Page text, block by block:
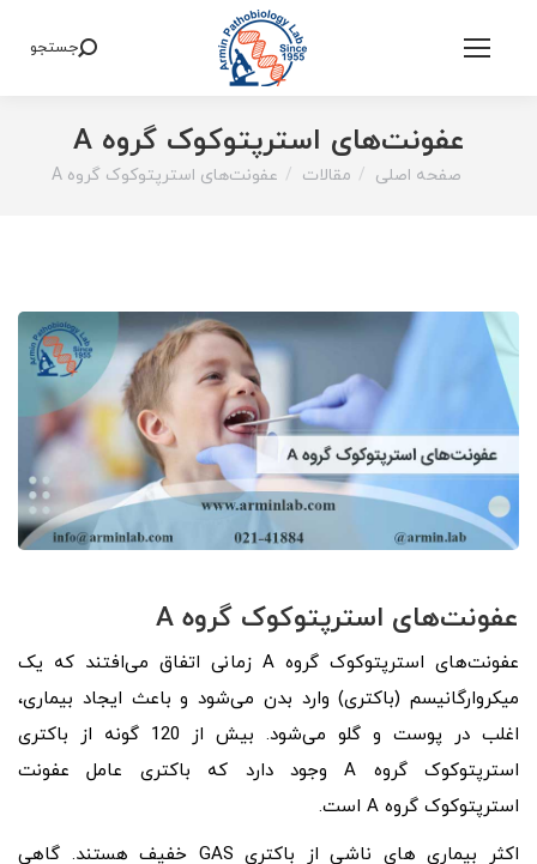
Search:
جستجو
عفونت‌های استرپتوکوک گروه A
You are here:
صفحه اصلی مقالات عفونت‌های استرپتوکوک گروه A
عفونت‌های استرپتوکوک گروه A
عفونت‌های استرپتوکوک گروه A زمانی اتفاق می‌افتند که یک
میکروارگانیسم (باکتری) وارد بدن می‌شود و باعث ایجاد بیماری،
اغلب در پوست و گلو می‌شود. بیش از 120 گونه از باکتری
استرپتوکوک گروه A وجود دارد که باکتری عامل عفونت
استرپتوکوک گروه A است.
اکثر بیماری های ناشی از باکتری GAS خفیف هستند. گاهی